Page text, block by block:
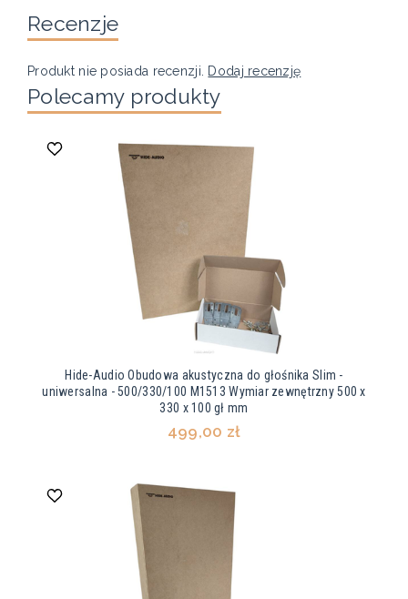
Recenzje
Produkt nie posiada recenzji. Dodaj recenzję
Polecamy produkty
Hide-Audio Obudowa akustyczna do głośnika Slim -
uniwersalna - 500/330/100 M1513 Wymiar zewnętrzny 500 x
330 x 100 gł mm
499,00 zł